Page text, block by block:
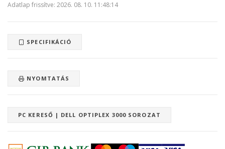
Adatlap frissítve: 2026. 08. 10. 11:48:14
SPECIFIKÁCIÓ
NYOMTATÁS
PC KERESŐ | DELL OPTIPLEX 3000 SOROZAT